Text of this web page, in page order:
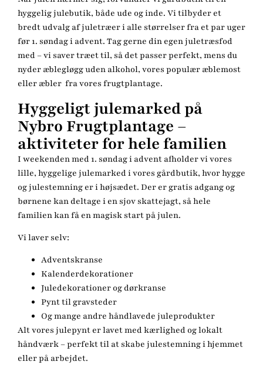
hyggelig julebutik, både ude og inde. Vi tilbyder et
bredt udvalg af juletræer i alle størrelser fra et par uger
før 1. søndag i advent. Tag gerne din egen juletræsfod
med – vi saver træet til, så det passer perfekt, mens du
nyder æblegløgg uden alkohol, vores populær æblemost
eller æbler fra vores frugtplantage.
Hyggeligt julemarked på
Nybro Frugtplantage –
aktiviteter for hele familien
I weekenden med 1. søndag i advent afholder vi vores
lille, hyggelige julemarked i vores gårdbutik, hvor hygge
og julestemning er i højsædet. Der er gratis adgang og
børnene kan deltage i en sjov skattejagt, så hele
familien kan få en magisk start på julen.
Vi laver selv:
Adventskranse
Kalenderdekorationer
Juledekorationer og dørkranse
Pynt til gravsteder
Og mange andre håndlavede juleprodukter
Alt vores julepynt er lavet med kærlighed og lokalt
håndværk – perfekt til at skabe julestemning i hjemmet
eller på arbejdet.